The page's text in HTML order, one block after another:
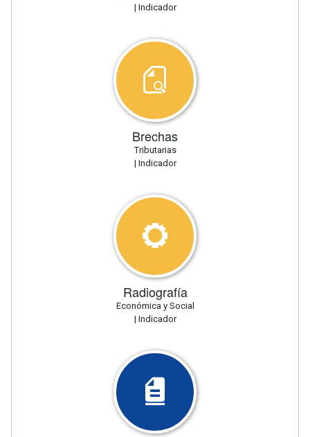
| Indicador
Brechas
Tributarias
| Indicador
Radiografía
Económica y Social
| Indicador